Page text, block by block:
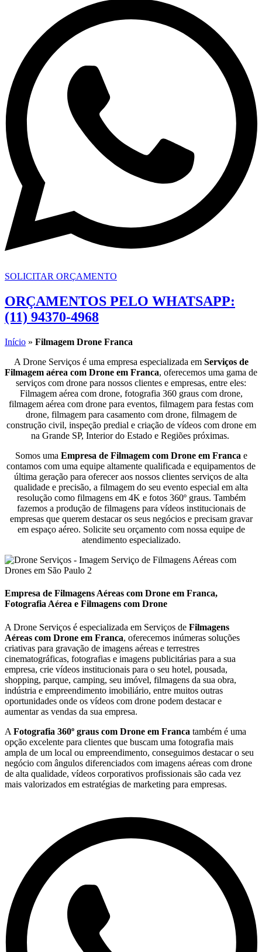
SOLICITAR ORÇAMENTO
ORÇAMENTOS PELO WHATSAPP:
(11) 94370-4968
Início » Filmagem Drone Franca
A Drone Serviços é uma empresa especializada em Serviços de
Filmagem aérea com Drone em Franca, oferecemos uma gama de
serviços com drone para nossos clientes e empresas, entre eles:
Filmagem aérea com drone, fotografia 360 graus com drone,
filmagem aérea com drone para eventos, filmagem para festas com
drone, filmagem para casamento com drone, filmagem de
construção civil, inspeção predial e criação de vídeos com drone em
na Grande SP, Interior do Estado e Regiões próximas.
Somos uma Empresa de Filmagem com Drone em Franca e
contamos com uma equipe altamente qualificada e equipamentos de
última geração para oferecer aos nossos clientes serviços de alta
qualidade e precisão, a filmagem do seu evento especial em alta
resolução como filmagens em 4K e fotos 360º graus. Também
fazemos a produção de filmagens para vídeos institucionais de
empresas que querem destacar os seus negócios e precisam gravar
em espaço aéreo. Solicite seu orçamento com nossa equipe de
atendimento especializado.
Empresa de Filmagens Aéreas com Drone em Franca,
Fotografia Aérea e Filmagens com Drone
A Drone Serviços é especializada em Serviços de Filmagens
Aéreas com Drone em Franca, oferecemos inúmeras soluções
criativas para gravação de imagens aéreas e terrestres
cinematográficas, fotografias e imagens publicitárias para a sua
empresa, crie vídeos institucionais para o seu hotel, pousada,
shopping, parque, camping, seu imóvel, filmagens da sua obra,
indústria e empreendimento imobiliário, entre muitos outras
oportunidades onde os vídeos com drone podem destacar e
aumentar as vendas da sua empresa.
A Fotografia 360º graus com Drone em Franca também é uma
opção excelente para clientes que buscam uma fotografia mais
ampla de um local ou empreendimento, conseguimos destacar o seu
negócio com ângulos diferenciados com imagens aéreas com drone
de alta qualidade, vídeos corporativos profissionais são cada vez
mais valorizados em estratégias de marketing para empresas.